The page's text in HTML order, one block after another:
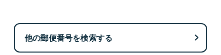
他の郵便番号を検索する